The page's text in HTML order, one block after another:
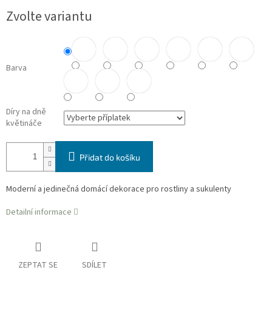
cena:
Zvolte variantu
Barva
Díry na dně
květináče
Přidat do košíku
Moderní a jedinečná domácí dekorace pro rostliny a sukulenty
Detailní informace
ZEPTAT SE SDÍLET